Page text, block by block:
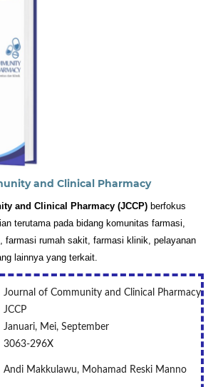
and Clinical Pharmacy
and Clinical Pharmacy (JCCP) berfokus
terutama pada bidang komunitas farmasi,
farmasi rumah sakit, farmasi klinik, pelayanan
lainnya yang terkait.
Journal of Community and Clinical Pharmacy
JCCP
Januari, Mei, September
3063-296X
Andi Makkulawu, Mohamad Reski Manno